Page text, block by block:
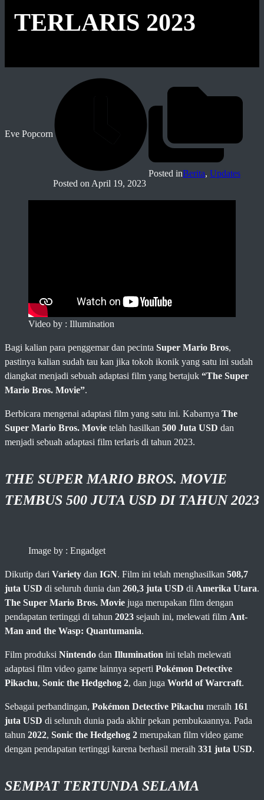
TERLARIS 2023
Eve Popcorn
Posted on April 19, 2023
Posted inBerita, Updates
Video by : Illumination
Bagi kalian para penggemar dan pecinta Super Mario Bros,
pastinya kalian sudah tau kan jika tokoh ikonik yang satu ini sudah
diangkat menjadi sebuah adaptasi film yang bertajuk “The Super
Mario Bros. Movie”.
Berbicara mengenai adaptasi film yang satu ini. Kabarnya The
Super Mario Bros. Movie telah hasilkan 500 Juta USD dan
menjadi sebuah adaptasi film terlaris di tahun 2023.
THE SUPER MARIO BROS. MOVIE
TEMBUS 500 JUTA USD DI TAHUN 2023
Image by : Engadget
Dikutip dari Variety dan IGN. Film ini telah menghasilkan 508,7
juta USD di seluruh dunia dan 260,3 juta USD di Amerika Utara.
The Super Mario Bros. Movie juga merupakan film dengan
pendapatan tertinggi di tahun 2023 sejauh ini, melewati film Ant-
Man and the Wasp: Quantumania.
Film produksi Nintendo dan Illumination ini telah melewati
adaptasi film video game lainnya seperti Pokémon Detective
Pikachu, Sonic the Hedgehog 2, dan juga World of Warcraft.
Sebagai perbandingan, Pokémon Detective Pikachu meraih 161
juta USD di seluruh dunia pada akhir pekan pembukaannya. Pada
tahun 2022, Sonic the Hedgehog 2 merupakan film video game
dengan pendapatan tertinggi karena berhasil meraih 331 juta USD.
SEMPAT TERTUNDA SELAMA